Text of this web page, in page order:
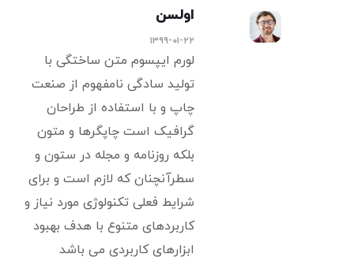
اولسن
۱۳۹۹-۰۱-۲۲
لورم ایپسوم متن ساختگی با
تولید سادگی نامفهوم از صنعت
چاپ و با استفاده از طراحان
گرافیک است چاپگرها و متون
بلکه روزنامه و مجله در ستون و
سطرآنچنان که لازم است و برای
شرایط فعلی تکنولوژی مورد نیاز و
کاربردهای متنوع با هدف بهبود
ابزارهای کاربردی می باشد